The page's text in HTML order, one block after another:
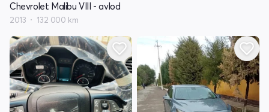
Chevrolet Malibu VIII - avlod
2013 132 000 km